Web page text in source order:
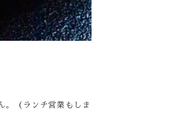
。（ランチ営業もしま